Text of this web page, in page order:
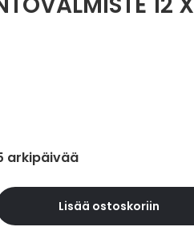
arkipäivää
Lisää ostoskoriin